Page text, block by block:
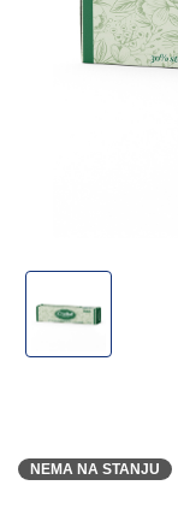
NEMA NA STANJU